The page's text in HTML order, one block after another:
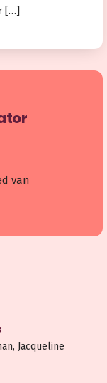
[…]
van
Jacqueline